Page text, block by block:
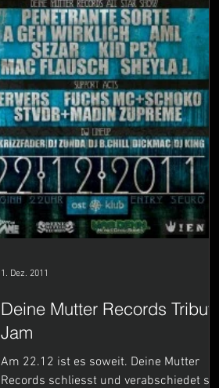
Deine Mutter Records Tribute
Jam
Am 22.12 ist es soweit. Deine Mutter
Records schliesst und verabschiedet sich
1. Dez. 2011